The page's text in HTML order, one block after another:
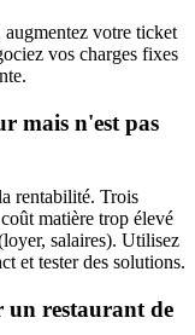
votre ticket
vos charges fixes
mais n'est pas
rentabilité. Trois
matière trop élevé
salaires). Utilisez
et tester des solutions.
un restaurant de